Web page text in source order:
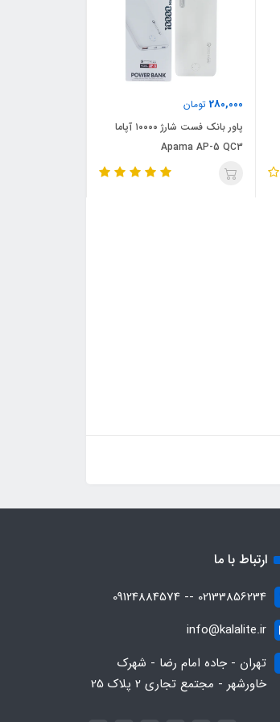
280,000 تومان
پاور بانک فست شارژ ۱۰۰۰۰ آپاما
Apama AP-5 QC3
ارتباط با ما
02133856234 -- 09124884574
info@kalalite.ir
تهران - جاده امام رضا - شهرک
خاورشهر - مجتمع تجاری 2 پلاک 25